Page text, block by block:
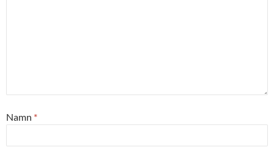
Namn *